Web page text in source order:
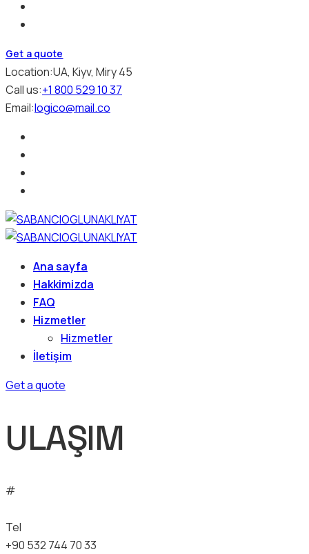
Get a quote
Location:UA, Kiyv, Miry 45
Call us:+1 800 529 10 37
Email:logico@mail.co
Ana sayfa
Hakkimizda
FAQ
Hizmetler
Hizmetler
İletişim
Get a quote
ULAŞIM
#
Tel
+90 532 744 70 33